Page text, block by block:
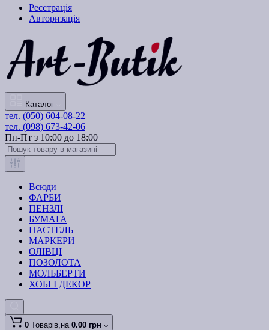
Реєстрація
Авторизація
Каталог
тел. (050) 604-08-22
тел. (098) 673-42-06
Пн-Пт з 10:00 до 18:00
Всюди
ФАРБИ
ПЕНЗЛІ
БУМАГА
ПАСТЕЛЬ
МАРКЕРИ
ОЛІВЦІ
ПОЗОЛОТА
МОЛЬБЕРТИ
ХОБІ І ДЕКОР
0 Товарів,на 0.00 грн